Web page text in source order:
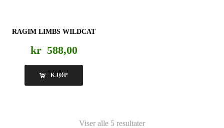
RAGIM LIMBS WILDCAT
kr 588,00
KJØP
Viser alle 5 resultater